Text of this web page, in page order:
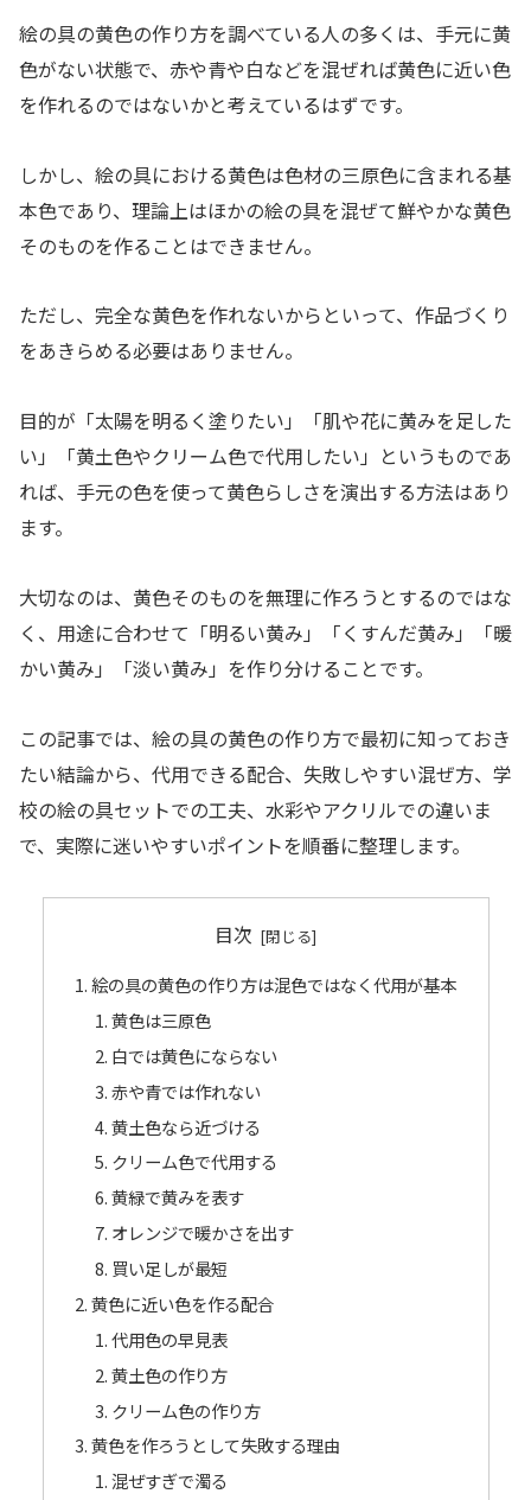
絵の具の黄色の作り方を調べている人の多くは、手元に黄
色がない状態で、赤や青や白などを混ぜれば黄色に近い色
を作れるのではないかと考えているはずです。
しかし、絵の具における黄色は色材の三原色に含まれる基
本色であり、理論上はほかの絵の具を混ぜて鮮やかな黄色
そのものを作ることはできません。
ただし、完全な黄色を作れないからといって、作品づくり
をあきらめる必要はありません。
目的が「太陽を明るく塗りたい」「肌や花に黄みを足した
い」「黄土色やクリーム色で代用したい」というものであ
れば、手元の色を使って黄色らしさを演出する方法はあり
ます。
大切なのは、黄色そのものを無理に作ろうとするのではな
く、用途に合わせて「明るい黄み」「くすんだ黄み」「暖
かい黄み」「淡い黄み」を作り分けることです。
この記事では、絵の具の黄色の作り方で最初に知っておき
たい結論から、代用できる配合、失敗しやすい混ぜ方、学
校の絵の具セットでの工夫、水彩やアクリルでの違いま
で、実際に迷いやすいポイントを順番に整理します。
目次
絵の具の黄色の作り方は混色ではなく代用が基本
黄色は三原色
白では黄色にならない
赤や青では作れない
黄土色なら近づける
クリーム色で代用する
黄緑で黄みを表す
オレンジで暖かさを出す
買い足しが最短
黄色に近い色を作る配合
代用色の早見表
黄土色の作り方
クリーム色の作り方
黄色を作ろうとして失敗する理由
混ぜすぎで濁る